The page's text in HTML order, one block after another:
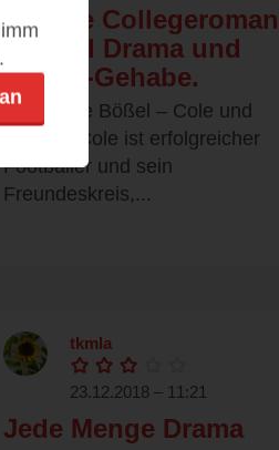
seichte
mit viel Drama und
Teenie-Gehabe.
Christiane Bößel – Cole und
Autumn Cole ist erfolgreicher
Footballer und sein
Freundeskreis,...
tkmla
23.12.2018 – 11:21
Jede Menge Drama